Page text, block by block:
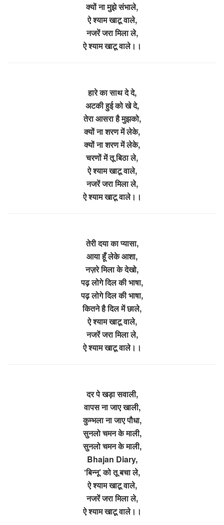
क्यों ना मुझे संभाले,
ऐ श्याम खाटू वाले,
नजरें जरा मिला ले,
ऐ श्याम खाटू वाले।।
हारे का साथ दे दे,
अटकी हुई को खे दे,
तेरा आसरा है मुझको,
क्यों ना शरण में लेके,
क्यों ना शरण में लेके,
चरणों में तू बिठा ले,
ऐ श्याम खाटू वाले,
नजरें जरा मिला ले,
ऐ श्याम खाटू वाले।।
तेरी दया का प्यासा,
आया हूँ लेके आशा,
नज़रे मिला के देखो,
पढ़ लोगे दिल की भाषा,
पढ़ लोगे दिल की भाषा,
कितने है दिल में छाले,
ऐ श्याम खाटू वाले,
नजरें जरा मिला ले,
ऐ श्याम खाटू वाले।।
दर पे खड़ा सवाली,
वापस ना जाए खाली,
कुम्भला ना जाए पौधा,
सुनलो चमन के माली,
सुनलो चमन के माली,
Bhajan Diary,
‘बिन्नू’ को तू बचा ले,
ऐ श्याम खाटू वाले,
नजरें जरा मिला ले,
ऐ श्याम खाटू वाले।।